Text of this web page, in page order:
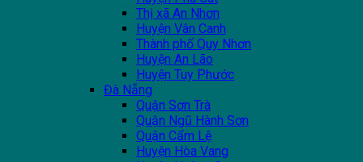
Thị xã An Nhơn
Huyện Vân Canh
Thành phố Quy Nhơn
Huyện An Lão
Huyện Tuy Phước
Đà Nẵng
Quận Sơn Trà
Quận Ngũ Hành Sơn
Quận Cẩm Lệ
Huyện Hòa Vang